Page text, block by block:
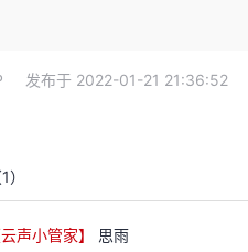
发布于 2022-01-21 21:36:52
1）
云声小管家】 思雨